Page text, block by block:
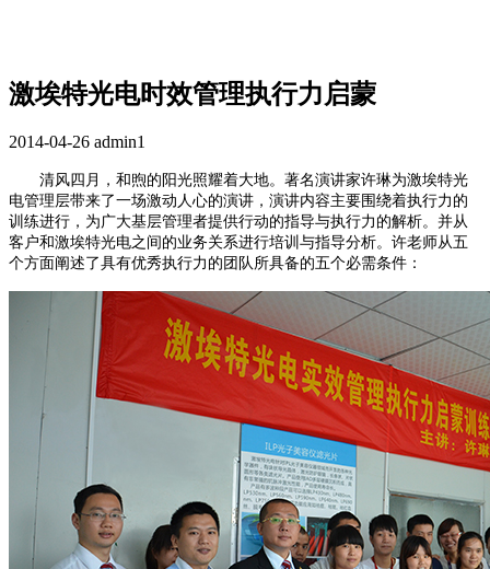
激埃特光电时效管理执行力启蒙
2014-04-26 admin1
清风四月，和煦的阳光照耀着大地。著名演讲家许琳为激埃特光
电管理层带来了一场激动人心的演讲，演讲内容主要围绕着执行力的
训练进行，为广大基层管理者提供行动的指导与执行力的解析。并从
客户和激埃特光电之间的业务关系进行培训与指导分析。许老师从五
个方面阐述了具有优秀执行力的团队所具备的五个必需条件：